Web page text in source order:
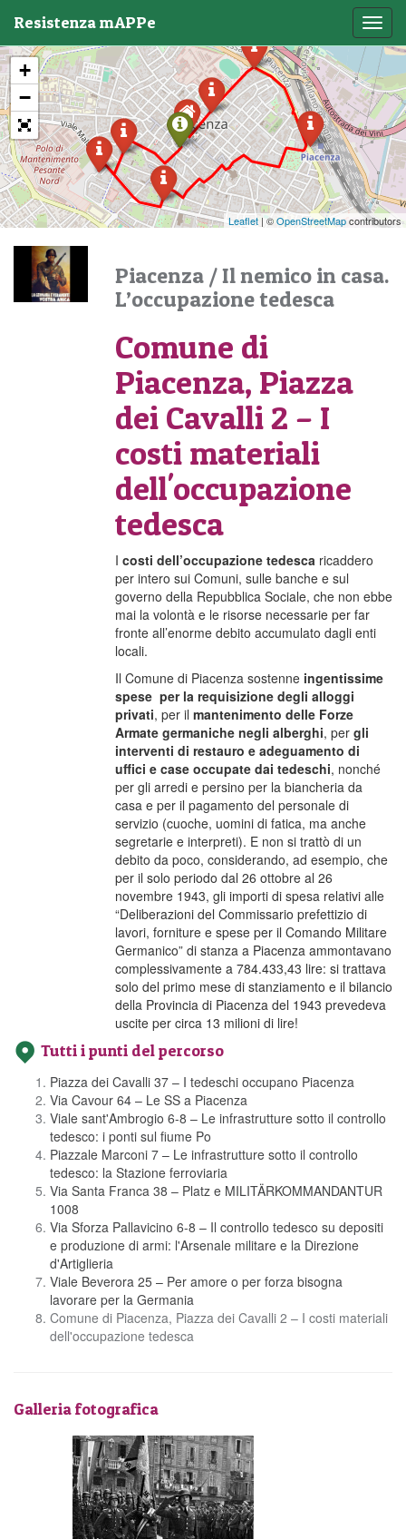
Resistenza mAPPe
+
−
Leaflet | ©OpenStreetMapcontributors
Piacenza /Il nemico in casa.
L’occupazione tedesca
Comune di
Piacenza, Piazza
dei Cavalli 2 – I
costi materiali
dell'occupazione
tedesca
I costi dell’occupazione tedesca ricaddero
per intero sui Comuni, sulle banche e sul
governo della Repubblica Sociale, che non ebbe
mai la volontà e le risorse necessarie per far
fronte all’enorme debito accumulato dagli enti
locali.
Il Comune di Piacenza sostenne ingentissime
spese per la requisizione degli alloggi
privati, per il mantenimento delle Forze
Armate germaniche negli alberghi, per gli
interventi di restauro e adeguamento di
uffici e case occupate dai tedeschi, nonché
per gli arredi e persino per la biancheria da
casa e per il pagamento del personale di
servizio (cuoche, uomini di fatica, ma anche
segretarie e interpreti). E non si trattò di un
debito da poco, considerando, ad esempio, che
per il solo periodo dal 26 ottobre al 26
novembre 1943, gli importi di spesa relativi alle
“Deliberazioni del Commissario prefettizio di
lavori, forniture e spese per il Comando Militare
Germanico” di stanza a Piacenza ammontavano
complessivamente a 784.433,43 lire: si trattava
solo del primo mese di stanziamento e il bilancio
della Provincia di Piacenza del 1943 prevedeva
uscite per circa 13 milioni di lire!
Tutti i punti del percorso
Piazza dei Cavalli 37 – I tedeschi occupano Piacenza
Via Cavour 64 – Le SS a Piacenza
Viale sant'Ambrogio 6-8 – Le infrastrutture sotto il controllo
tedesco: i ponti sul fiume Po
Piazzale Marconi 7 – Le infrastrutture sotto il controllo
tedesco: la Stazione ferroviaria
Via Santa Franca 38 – Platz e MILITÄRKOMMANDANTUR
1008
Via Sforza Pallavicino 6-8 – Il controllo tedesco su depositi
e produzione di armi: l'Arsenale militare e la Direzione
d'Artiglieria
Viale Beverora 25 – Per amore o per forza bisogna
lavorare per la Germania
Comune di Piacenza, Piazza dei Cavalli 2 – I costi materiali
dell'occupazione tedesca
Galleria fotografica